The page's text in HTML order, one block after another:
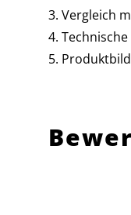
Vergleich